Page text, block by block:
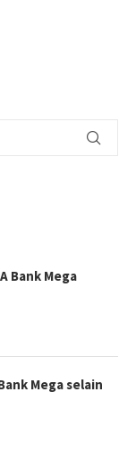
Bank Mega
Mega selain